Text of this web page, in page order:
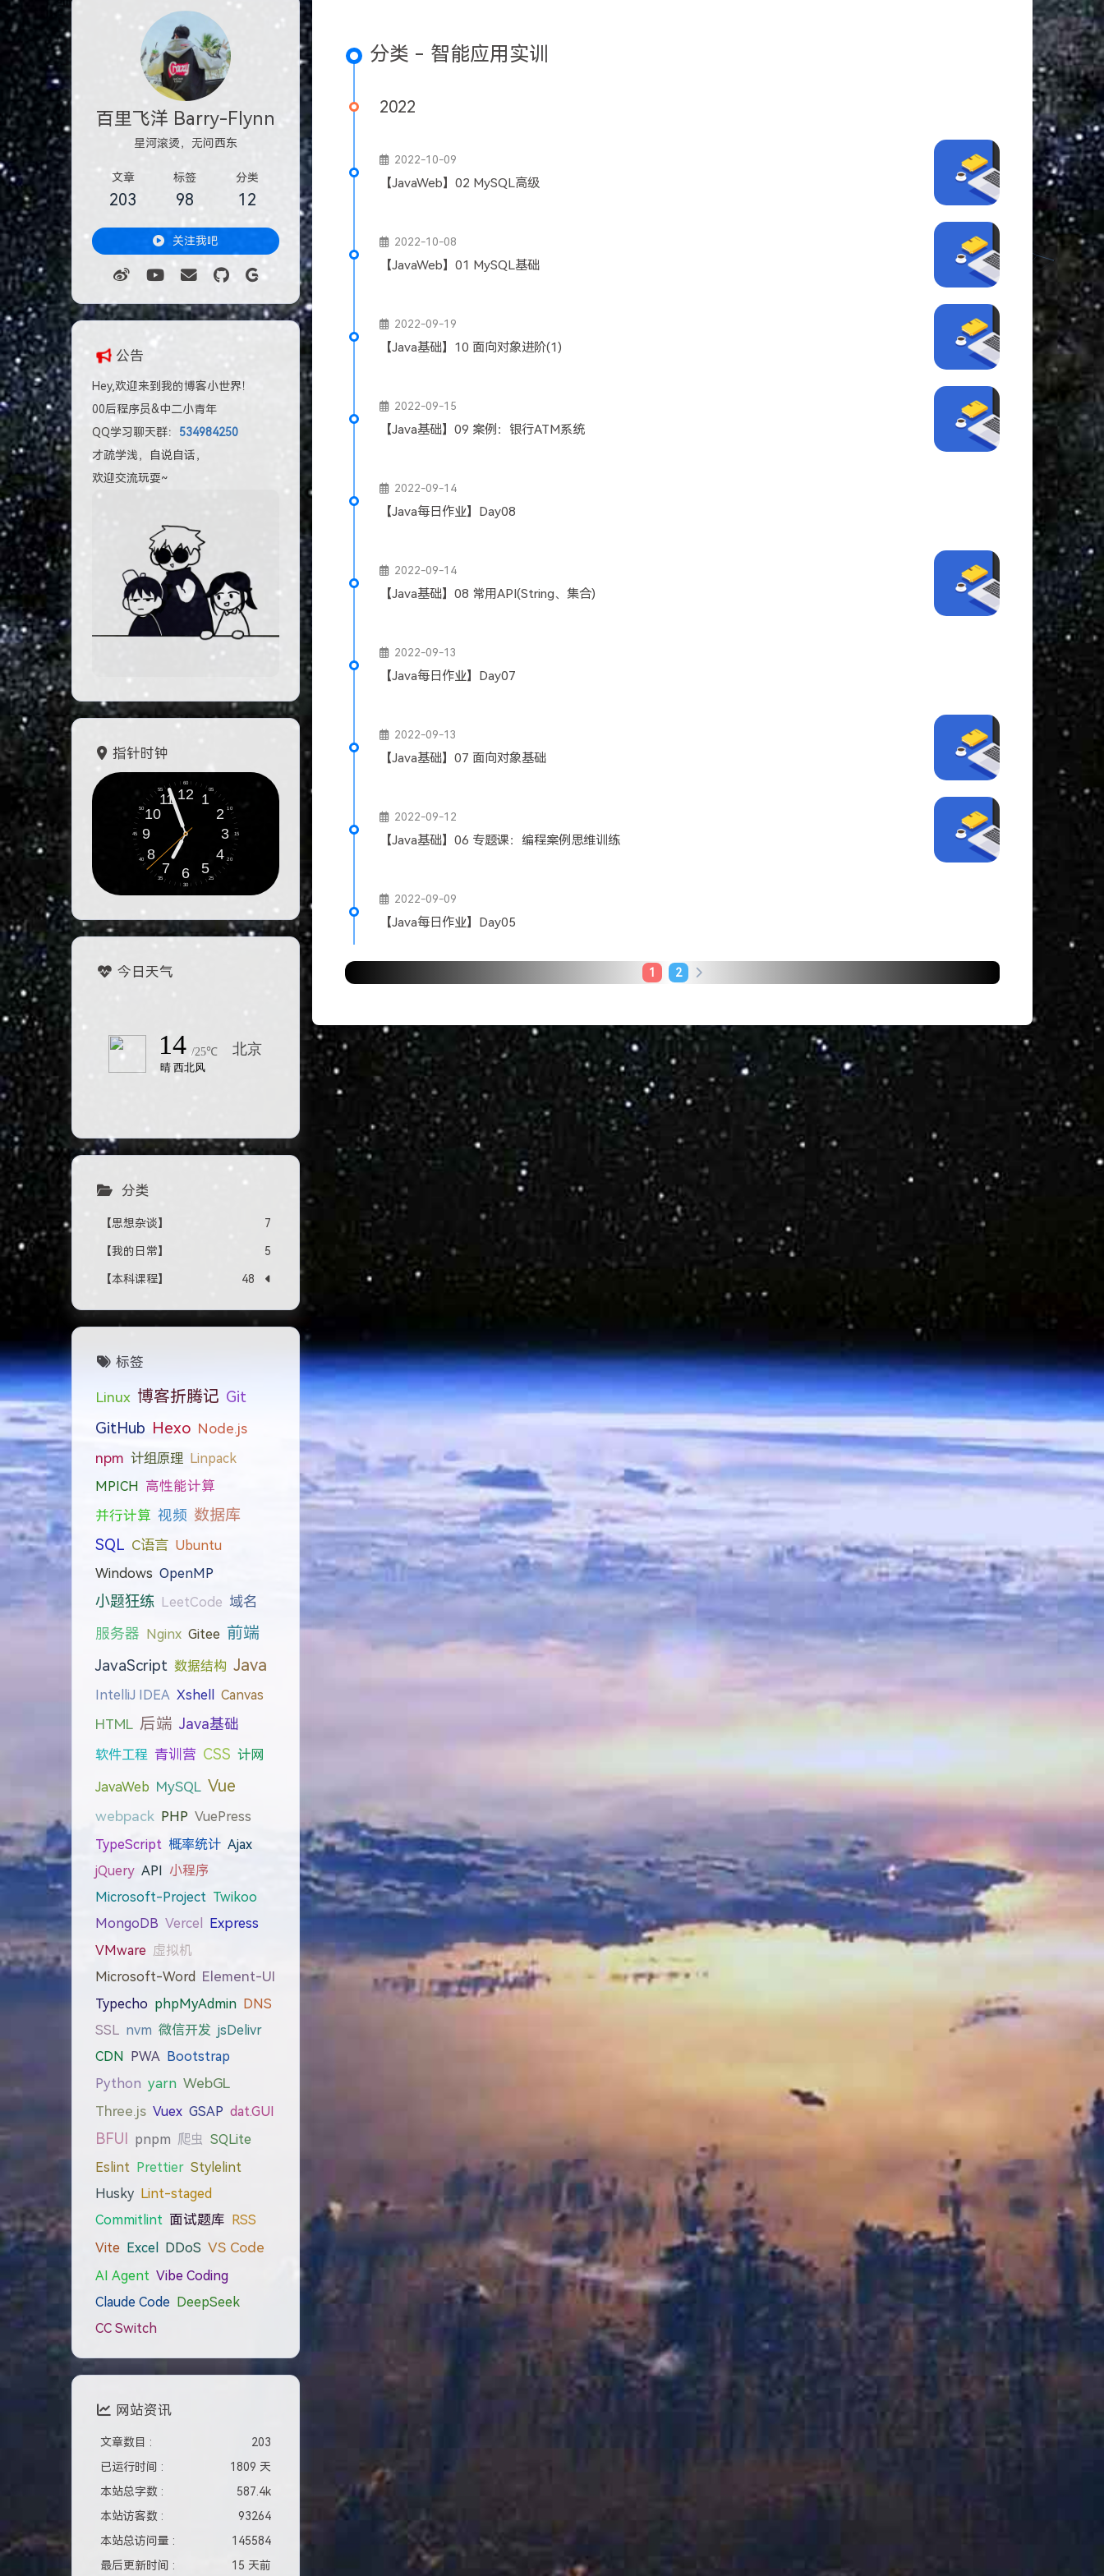
分类 - 智能应用实训
2022
2022-10-09
【JavaWeb】02 MySQL高级
2022-10-08
【JavaWeb】01 MySQL基础
2022-09-19
【Java基础】10 面向对象进阶(1)
2022-09-15
【Java基础】09 案例：银行ATM系统
2022-09-14
【Java每日作业】Day08
2022-09-14
【Java基础】08 常用API(String、集合)
2022-09-13
【Java每日作业】Day07
2022-09-13
【Java基础】07 面向对象基础
2022-09-12
【Java基础】06 专题课：编程案例思维训练
2022-09-09
【Java每日作业】Day05
1 2
百里飞洋 Barry-Flynn
星河滚烫，无问西东
文章
203
标签
98
分类
12
关注我吧
公告
Hey,欢迎来到我的博客小世界！
00后程序员&中二小青年
QQ学习聊天群： 534984250
才疏学浅，自说自话，
欢迎交流玩耍~
分类
【思想杂谈】 7
【我的日常】 5
【本科课程】 48
标签
Linux 博客折腾记 Git
GitHub Hexo Node.js
npm 计组原理 Linpack
MPICH 高性能计算
并行计算 视频 数据库
SQL C语言 Ubuntu
Windows OpenMP
小题狂练 LeetCode 域名
服务器 Nginx Gitee 前端
JavaScript 数据结构 Java
IntelliJ IDEA Xshell Canvas
HTML 后端 Java基础
软件工程 青训营 CSS 计网
JavaWeb MySQL Vue
webpack PHP VuePress
TypeScript 概率统计 Ajax
jQuery API 小程序
Microsoft-Project Twikoo
MongoDB Vercel Express
VMware
虚拟机
Microsoft-Word
Element-UI
Typecho phpMyAdmin DNS
SSL
nvm 微信开发 jsDelivr
CDN PWA Bootstrap
Python yarn WebGL
Three.js Vuex GSAP dat.GUI
BFUI pnpm 爬虫
SQLite
Eslint Prettier Stylelint
Husky Lint-staged
Commitlint 面试题库 RSS
Vite Excel DDoS VS Code
AI Agent Vibe Coding
Claude Code DeepSeek
CC Switch
网站资讯
文章数目 :
203
已运行时间 :
1809 天
本站总字数 :
587.4k
本站访客数 :
93264
本站总访问量 :
145584
最后更新时间 :
15 天前
指针时钟
今日天气